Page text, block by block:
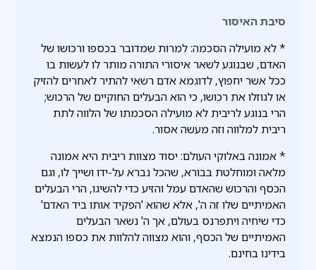
סיבת האיסור
* לא מועילה הסכמה: למרות שמדובר בכספו ורכושו של
האדם, שבנוגע לשאר איסורי התורה מותר לו לעשות בו
ככל אשר יחפוץ, לדוגמא אדם רשאי להתיר לאחרים להזיק
או לגוזלו את רכושו, כי הוא הבעלים החוקיים של הרכוש;
הרי בנוגע לריבית לא מועילה הסכמתו של הלווה לתת
ריבית למלווה וזה מעשה אסור.
* אמונה באלוקי העולם: יסוד מצוות ריבית היא אמונה
מלאה ומוחלטת בבורא, שהכל נברא על-ידו ושייך לו, וגם
הכסף והרכוש שהאדם עמל והזיע כדי להשיגו, הרי הבעלים
האמיתיים שלו זה ה', אלא שהוא 'הפקיד אותו ביד האדם'
כדי שיחיה ויתפרנס בעולם, אך ה' נשאר הבעלים
האמיתיים של הכסף, והוא מצווה להלוות את כספו הנמצא
בידינו בחינם.